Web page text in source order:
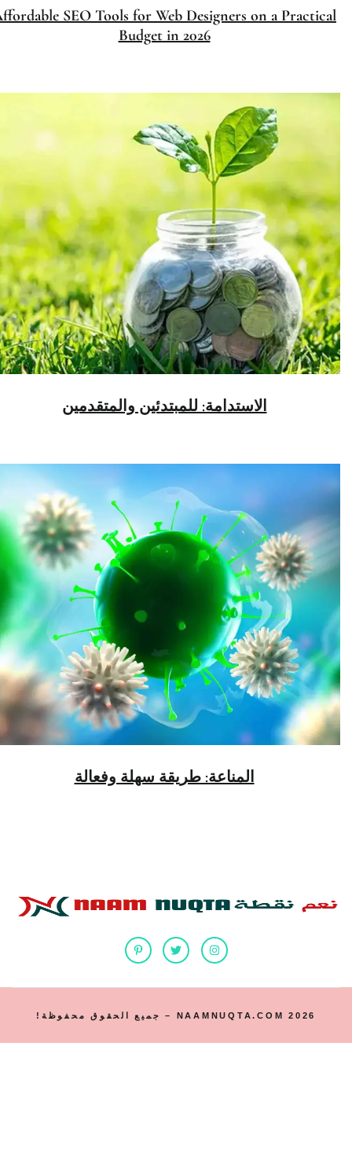
Affordable SEO Tools for Web Designers on a Practical
Budget in 2026
الاستدامة: للمبتدئين والمتقدمين
المناعة: طريقة سهلة وفعالة
2026 NAAMNUQTA.COM – جميع الحقوق محفوظة!